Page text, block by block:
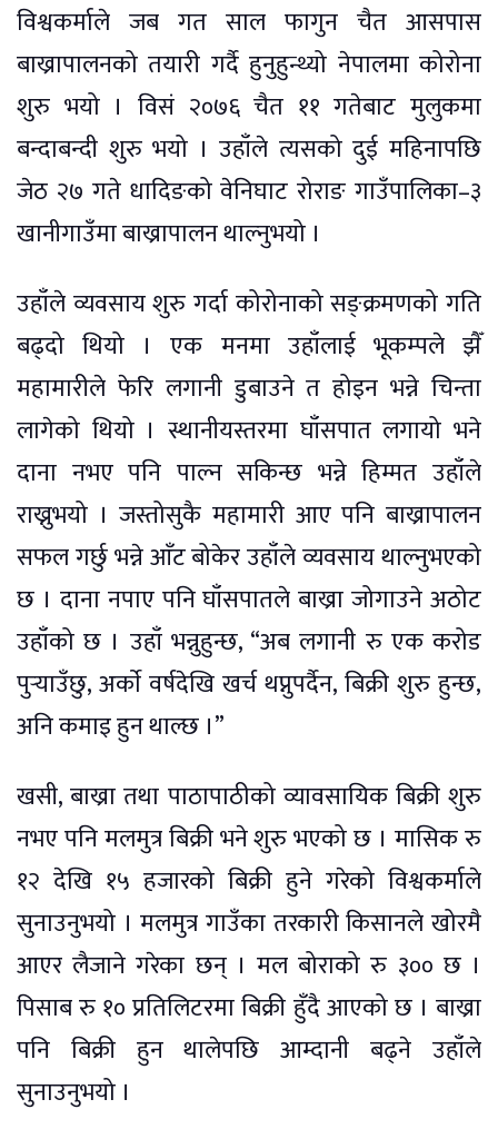
विश्वकर्माले जब गत साल फागुन चैत आसपास
बाख्रापालनको तयारी गर्दै हुनुहुन्थ्यो नेपालमा कोरोना
शुरु भयो । विसं २०७६ चैत ११ गतेबाट मुलुकमा
बन्दाबन्दी शुरु भयो । उहाँले त्यसको दुई महिनापछि
जेठ २७ गते धादिङको वेनिघाट रोराङ गाउँपालिका–३
खानीगाउँमा बाख्रापालन थाल्नुभयो ।
उहाँले व्यवसाय शुरु गर्दा कोरोनाको सङ्क्रमणको गति
बढ्दो थियो । एक मनमा उहाँलाई भूकम्पले झैँ
महामारीले फेरि लगानी डुबाउने त होइन भन्ने चिन्ता
लागेको थियो । स्थानीयस्तरमा घाँसपात लगायो भने
दाना नभए पनि पाल्न सकिन्छ भन्ने हिम्मत उहाँले
राख्नुभयो । जस्तोसुकै महामारी आए पनि बाख्रापालन
सफल गर्छु भन्ने आँट बोकेर उहाँले व्यवसाय थाल्नुभएको
छ । दाना नपाए पनि घाँसपातले बाख्रा जोगाउने अठोट
उहाँको छ । उहाँ भन्नुहुन्छ, “अब लगानी रु एक करोड
पुर्‍याउँछु, अर्काे वर्षदेखि खर्च थप्नुपर्दैन, बिक्री शुरु हुन्छ,
अनि कमाइ हुन थाल्छ ।”
खसी, बाख्रा तथा पाठापाठीको व्यावसायिक बिक्री शुरु
नभए पनि मलमुत्र बिक्री भने शुरु भएको छ । मासिक रु
१२ देखि १५ हजारको बिक्री हुने गरेको विश्वकर्माले
सुनाउनुभयो । मलमुत्र गाउँका तरकारी किसानले खोरमै
आएर लैजाने गरेका छन् । मल बोराको रु ३०० छ ।
पिसाब रु १० प्रतिलिटरमा बिक्री हुँदै आएको छ । बाख्रा
पनि बिक्री हुन थालेपछि आम्दानी बढ्ने उहाँले
सुनाउनुभयो ।